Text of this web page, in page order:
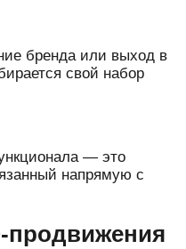
бренда или выход в
свой набор
— это
напрямую с
продвижения